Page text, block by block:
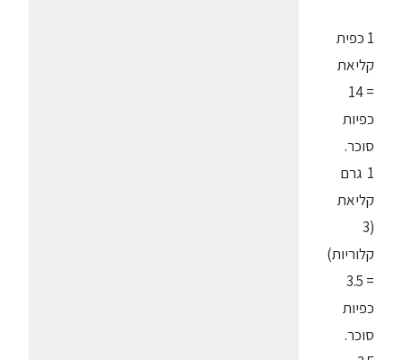
1 כפית
קליאת
= 14
כפיות
סוכר.
1 גרם
קליאת
(3
קלוריות)
= 3.5
כפיות
סוכר.